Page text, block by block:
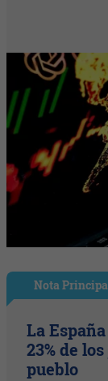
Nota
La
23% de
pueblo